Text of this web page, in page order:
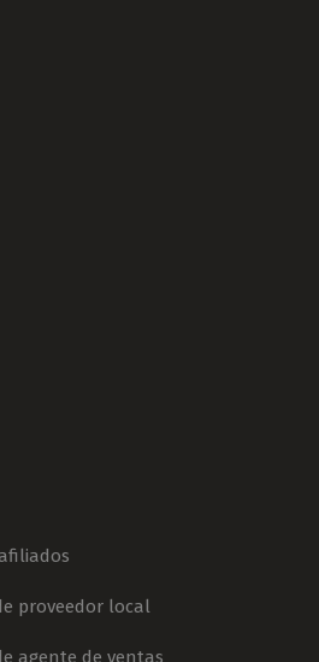
proveedor local
agente de ventas